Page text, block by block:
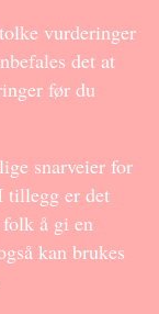
vurderinger
det at
før du
snarveier for
tillegg er det
å gi en
kan brukes